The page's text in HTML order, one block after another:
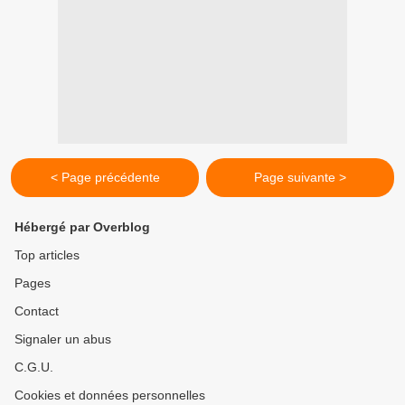
< Page précédente Page suivante >
Hébergé par Overblog
Top articles
Pages
Contact
Signaler un abus
C.G.U.
Cookies et données personnelles